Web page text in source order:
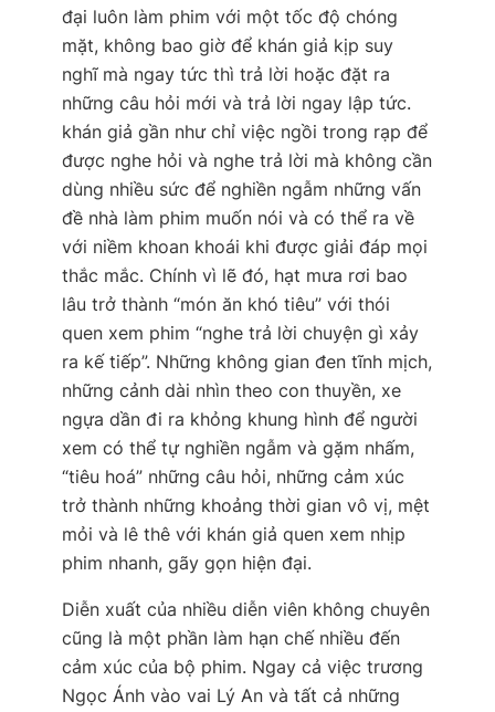
đại luôn làm phim với một tốc độ chóng
mặt, không bao giờ để khán giả kịp suy
nghĩ mà ngay tức thì trả lời hoặc đặt ra
những câu hỏi mới và trả lời ngay lập tức.
khán giả gần như chỉ việc ngồi trong rạp để
được nghe hỏi và nghe trả lời mà không cần
dùng nhiều sức để nghiền ngẫm những vấn
đề nhà làm phim muốn nói và có thể ra về
với niềm khoan khoái khi được giải đáp mọi
thắc mắc. Chính vì lẽ đó, hạt mưa rơi bao
lâu trở thành “món ăn khó tiêu” với thói
quen xem phim “nghe trả lời chuyện gì xảy
ra kế tiếp”. Những không gian đen tĩnh mịch,
những cảnh dài nhìn theo con thuyền, xe
ngựa dần đi ra khỏng khung hình để người
xem có thể tự nghiền ngẫm và gặm nhấm,
“tiêu hoá” những câu hỏi, những cảm xúc
trở thành những khoảng thời gian vô vị, mệt
mỏi và lê thê với khán giả quen xem nhịp
phim nhanh, gãy gọn hiện đại.
Diễn xuất của nhiều diễn viên không chuyên
cũng là một phần làm hạn chế nhiều đến
cảm xúc của bộ phim. Ngay cả việc trương
Ngọc Ánh vào vai Lý An và tất cả những